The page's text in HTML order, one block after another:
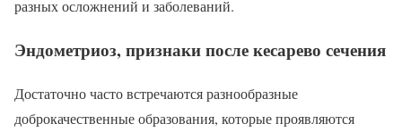
разных осложнений и заболеваний.
Эндометриоз, признаки после кесарево сечения
Достаточно часто встречаются разнообразные
доброкачественные образования, которые проявляются